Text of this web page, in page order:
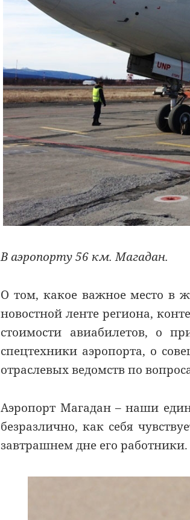
В аэропорту 56 км. Магадан.
О том, какое важное место в
новостной ленте региона,
стоимости авиабилетов, о
спецтехники аэропорта, о
отраслевых ведомств по
Аэропорт Магадан – наши
безразлично, как себя
завтрашнем дне его работники.